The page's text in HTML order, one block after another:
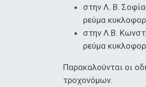
στην Λ. Β.
ρεύμα
στην Λ.Β.
ρεύμα
Παρακαλούνται οι
τροχονόμων.